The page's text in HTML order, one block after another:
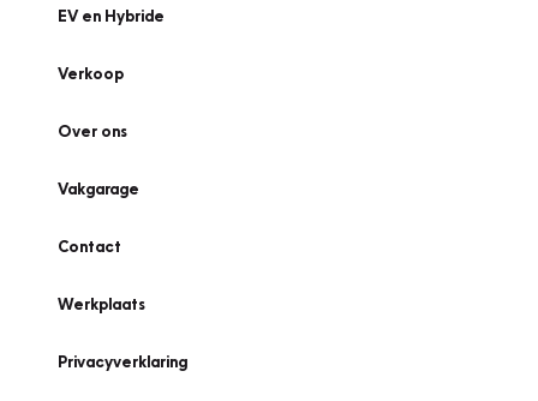
EV en Hybride
Verkoop
Over ons
Vakgarage
Contact
Werkplaats
Privacyverklaring